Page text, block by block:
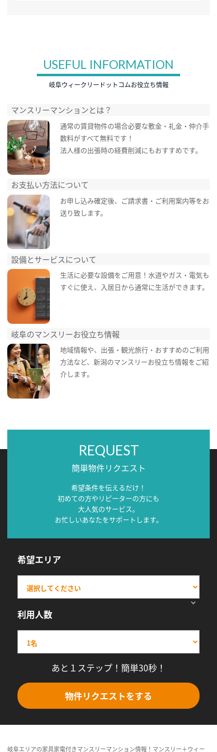
USEFUL INFORMATION
岐阜ウィークリードットコムお役立ち情報
マンスリーマンションとは？
通常の賃貸物件の場合必要な敷金・礼金・仲介手
数料がすべて無料です！
法人様の出張時の経費削減にもおすすめです。
お支払い方法について
お申し込み確定後、ご請求書・ご利用案内等をお
送り致します。
設備とサービスについて
生活に必要な設備をご用意！水道やガス・電気も
すぐに使え、入居日から通常に生活ができます。
岐阜のマンスリーお役立ち情報
地域情報や、出張・観光旅行・おすすめのご利用
方法など、新潟のマンスリーお役立ち情報をご紹
介します。
REQUEST
簡単物件リクエスト
希望条件を伝えるだけ！
初めての方やリピーターの方にも
大人気のサービス。
お忙しいあなたをサポートします。
希望エリア
利用人数
あと１ステップ！簡単30秒！
物件リクエストをする
岐阜エリアの家具家電付きマンスリーマンション情報！マンスリー＋ウィー